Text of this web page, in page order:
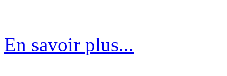
En savoir plus...